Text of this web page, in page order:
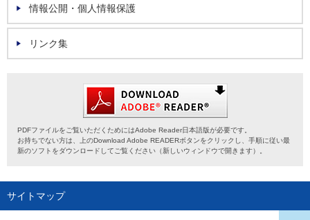
情報公開・個人情報保護
リンク集
PDFファイルをご覧いただくためにはAdobe Reader日本語版が必要です。
お持ちでない方は、上のDownload Adobe READERボタンをクリックし、手順に従い最
新のソフトをダウンロードしてご覧ください（新しいウィンドウで開きます）。
サイトマップ